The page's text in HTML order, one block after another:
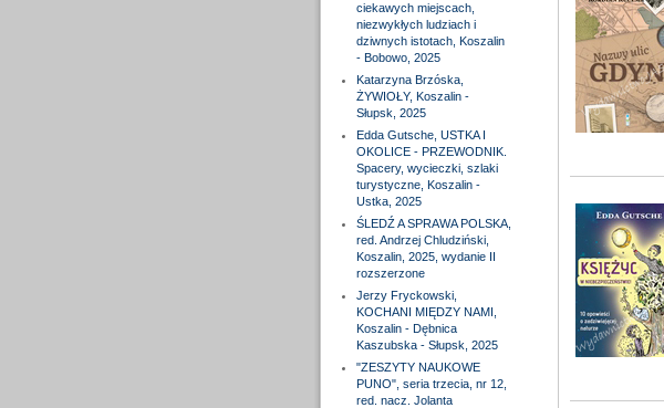
ciekawych miejscach,
niezwykłych ludziach i
dziwnych istotach, Koszalin
- Bobowo, 2025
Katarzyna Brzóska,
ŻYWIOŁY, Koszalin -
Słupsk, 2025
Edda Gutsche, USTKA I
OKOLICE - PRZEWODNIK.
Spacery, wycieczki, szlaki
turystyczne, Koszalin -
Ustka, 2025
ŚLEDŹ A SPRAWA POLSKA,
red. Andrzej Chludziński,
Koszalin, 2025, wydanie II
rozszerzone
Jerzy Fryckowski,
KOCHANI MIĘDZY NAMI,
Koszalin - Dębnica
Kaszubska - Słupsk, 2025
"ZESZYTY NAUKOWE
PUNO", seria trzecia, nr 12,
red. nacz. Jolanta